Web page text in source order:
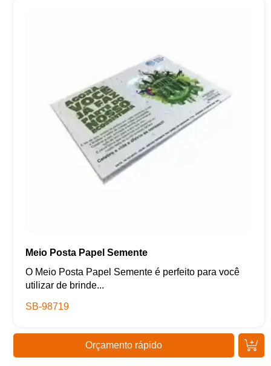
Meio Posta Papel Semente
O Meio Posta Papel Semente é perfeito para você
utilizar de brinde...
SB-98719
Orçamento rápido